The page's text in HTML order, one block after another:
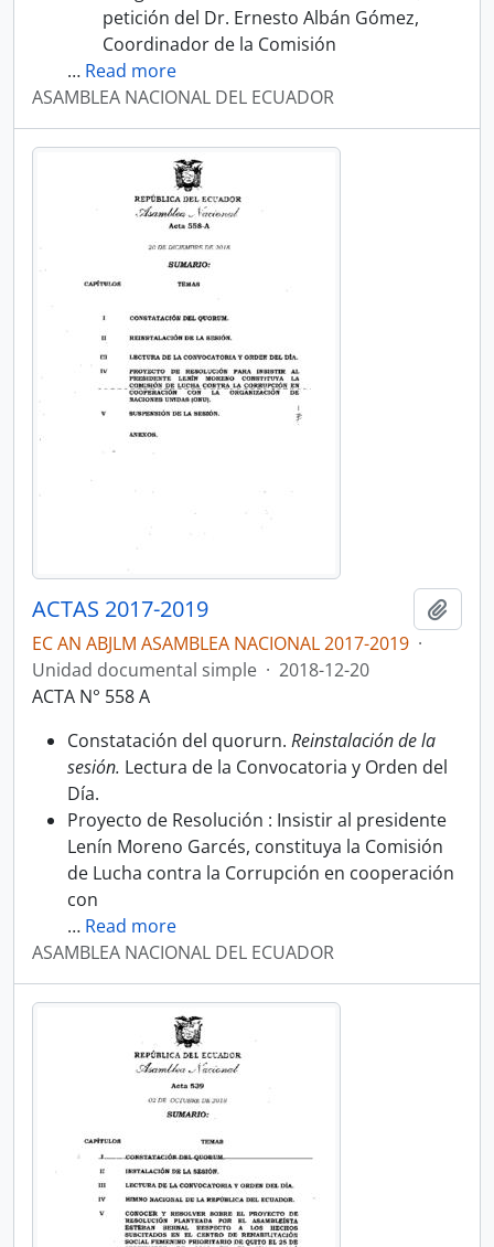
petición del Dr. Ernesto Albán Gómez,
Coordinador de la Comisión
… Read more
ASAMBLEA NACIONAL DEL ECUADOR
ACTAS 2017-2019
EC AN ABJLM ASAMBLEA NACIONAL 2017-2019 ·
Unidad documental simple · 2018-12-20
ACTA N° 558 A
Constatación del quorurn. Reinstalación de la
sesión. Lectura de la Convocatoria y Orden del
Día.
Proyecto de Resolución : Insistir al presidente
Lenín Moreno Garcés, constituya la Comisión
de Lucha contra la Corrupción en cooperación
con
… Read more
ASAMBLEA NACIONAL DEL ECUADOR